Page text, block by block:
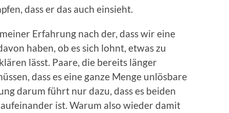
dass er das auch einsieht.
Erfahrung nach der, dass wir eine
haben, ob es sich lohnt, etwas zu
lässt. Paare, die bereits länger
dass es eine ganze Menge unlösbare
darum führt nur dazu, dass es beiden
ist. Warum also wieder damit